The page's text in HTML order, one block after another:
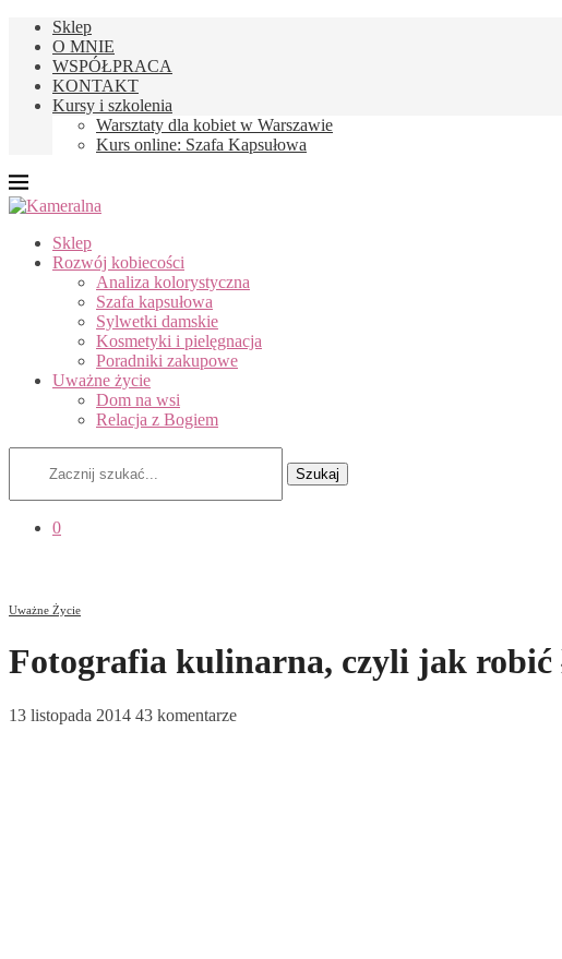
Sklep
O MNIE
WSPÓŁPRACA
KONTAKT
Kursy i szkolenia
Warsztaty dla kobiet w Warszawie
Kurs online: Szafa Kapsułowa
Sklep
Rozwój kobiecości
Analiza kolorystyczna
Szafa kapsułowa
Sylwetki damskie
Kosmetyki i pielęgnacja
Poradniki zakupowe
Uważne życie
Dom na wsi
Relacja z Bogiem
Szukaj
0
Uważne Życie
Fotografia kulinarna, czyli jak robić
13 listopada 2014 43 komentarze